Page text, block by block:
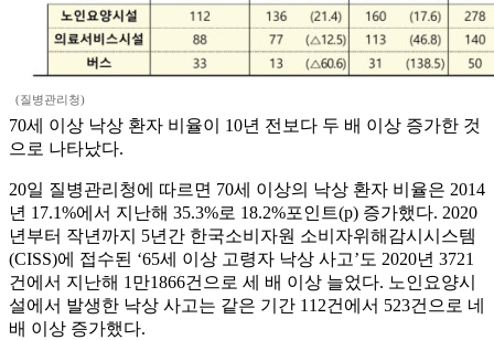
(질병관리청)
70세 이상 낙상 환자 비율이 10년 전보다 두 배 이상 증가한 것
으로 나타났다.
20일 질병관리청에 따르면 70세 이상의 낙상 환자 비율은 2014
년 17.1%에서 지난해 35.3%로 18.2%포인트(p) 증가했다. 2020
년부터 작년까지 5년간 한국소비자원 소비자위해감시시스템
(CISS)에 접수된 ‘65세 이상 고령자 낙상 사고’도 2020년 3721
건에서 지난해 1만1866건으로 세 배 이상 늘었다. 노인요양시
설에서 발생한 낙상 사고는 같은 기간 112건에서 523건으로 네
배 이상 증가했다.